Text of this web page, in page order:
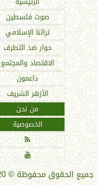
صوت فلسطين
تراثنا الإسلامي
حوار ضد التطرف
الاقتصاد والمجتمع
داعمون
الأزهر الشريف
من نحن
الخصوصية


جميع الحقوق محفوظة©2020 - 2026 - اتحاد العالم الإسلامي